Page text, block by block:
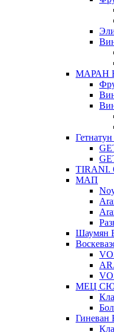
МАРАН
TIRANI.
МАП
Шаумян
МЕЦ
Гиневан